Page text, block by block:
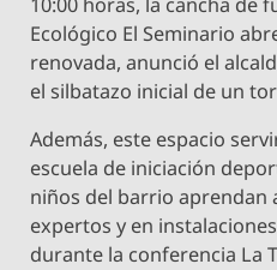
Ecológico El Seminario
renovada, anunció el
el silbatazo inicial de un
Además, este espacio
escuela de iniciación
niños del barrio aprendan
expertos y en
durante la conferencia La